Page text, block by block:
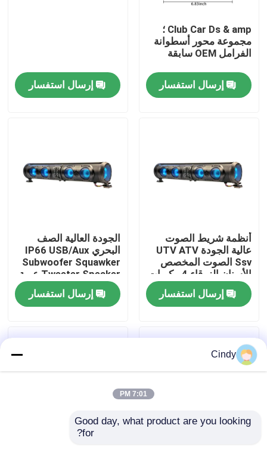
معلومات عنا
مراقبة الجودة
اتصل بنا
مرايا جانبية لعربة الجولف
Club Car Ds & amp ؛
مجموعة محور أسطوانة
الفرامل OEM سابقة
إرسال استفسار إرسال استفسار
أنظمة شريط الصوت
عالية الجودة UTV ATV
Ssv الصوت المخصص
الأسنان الزرقاء 4 مكبرات
الصوت التحكم عن بعد
IP66 عازل المياه USB إرسال استفسار
الجودة العالية الصف
البحري IP66 USB/Aux
Subwoofer Squawker
Tweeter Speaker عربة
الغولف الكهربائية شريط
الصوت بلوتوث
إرسال استفسار
Cindy
7:01 PM
Good day, what product are you looking
for?